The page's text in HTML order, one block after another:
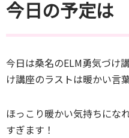
今日の予定は
今日は桑名のELM勇気づ
け講座のラストは暖かい言
ほっこり暖かい気持ちにな
すぎます！